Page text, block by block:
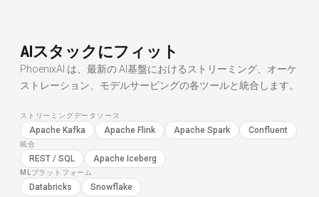
AIスタックにフィット
PhoenixAI は、最新の AI基盤におけるストリーミング、オーケ
ストレーション、モデルサービングの各ツールと統合します。
ストリーミングデータソース
Apache Kafka Apache Flink Apache Spark Confluent
統合
REST / SQL Apache Iceberg
MLプラットフォーム
Databricks Snowflake